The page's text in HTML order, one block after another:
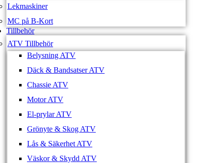
Lekmaskiner
MC på B-Kort
Tillbehör
ATV Tillbehör
Belysning ATV
Däck & Bandsatser ATV
Chassie ATV
Motor ATV
El-prylar ATV
Grönyte & Skog ATV
Lås & Säkerhet ATV
Väskor & Skydd ATV